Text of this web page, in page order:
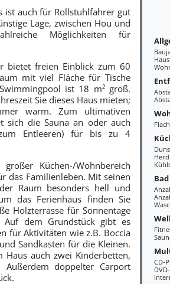
Herd
Bad
CD-
ist auch für Rollstuhlfahrer gut
Lage, zwischen Hou und
Möglichkeiten für
bietet freien Einblick zum 60
mit viel Fläche für Tische
ist 18 m² groß.
Sie dieses Haus mieten;
warm. Zum ultimativen
sich die Sauna an oder auch
Entleeren) für bis zu 4
Küchen-/Wohnbereich
das Familienleben. Mit seinen
Raum besonders hell und
das Ferienhaus finden Sie
Holzterrasse für Sonnentage
Auf dem Grundstück gibt es
für Aktivitäten wie z.B. Boccia
Sandkasten für die Kleinen.
Haus auch zwei Kinderbetten,
Außerdem doppelter Carport